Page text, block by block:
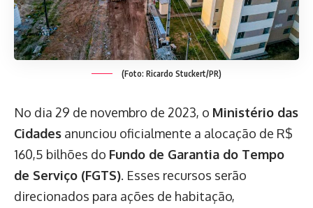
(Foto: Ricardo Stuckert/PR)
No dia 29 de novembro de 2023, o Ministério das
Cidades anunciou oficialmente a alocação de R$
160,5 bilhões do Fundo de Garantia do Tempo
de Serviço (FGTS). Esses recursos serão
direcionados para ações de habitação,